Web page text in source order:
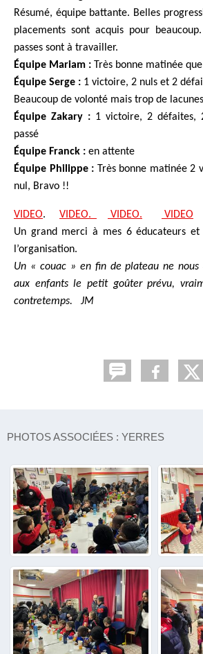
Résumé, équipe battante. Belles
placements sont acquis pour
passes sont à travailler.
Équipe Mariam : Très bonne matinée
Équipe Serge : 1 victoire, 2 nuls et 2
Beaucoup de volonté mais trop de
Équipe Zakary : 1 victoire, 2 défaites,
passé
Équipe Franck : en attente
Équipe Philippe : Très bonne matinée 2
nul, Bravo !!
VIDEO. VIDEO. VIDEO.
VIDEO
Un grand merci à mes 6 éducateurs et
l’organisation.
Un « couac » en fin de plateau ne nous
aux enfants le petit goûter prévu,
contretemps. JM
PHOTOS ASSOCIÉES : YERRES